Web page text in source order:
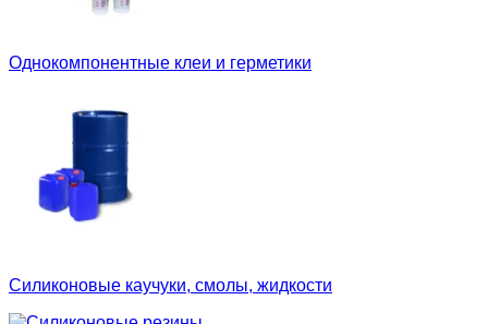
Однокомпонентные клеи и герметики
Силиконовые каучуки, смолы, жидкости